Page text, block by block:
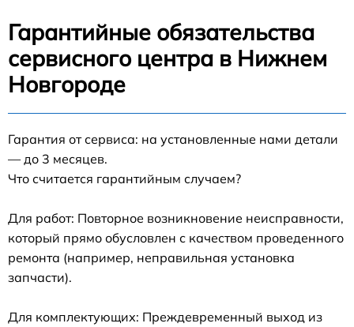
Гарантийные обязательства
сервисного центра в Нижнем
Новгороде
Гарантия от сервиса: на установленные нами детали
— до 3 месяцев.
Что считается гарантийным случаем?
Для работ: Повторное возникновение неисправности,
который прямо обусловлен с качеством проведенного
ремонта (например, неправильная установка
запчасти).
Для комплектующих: Преждевременный выход из